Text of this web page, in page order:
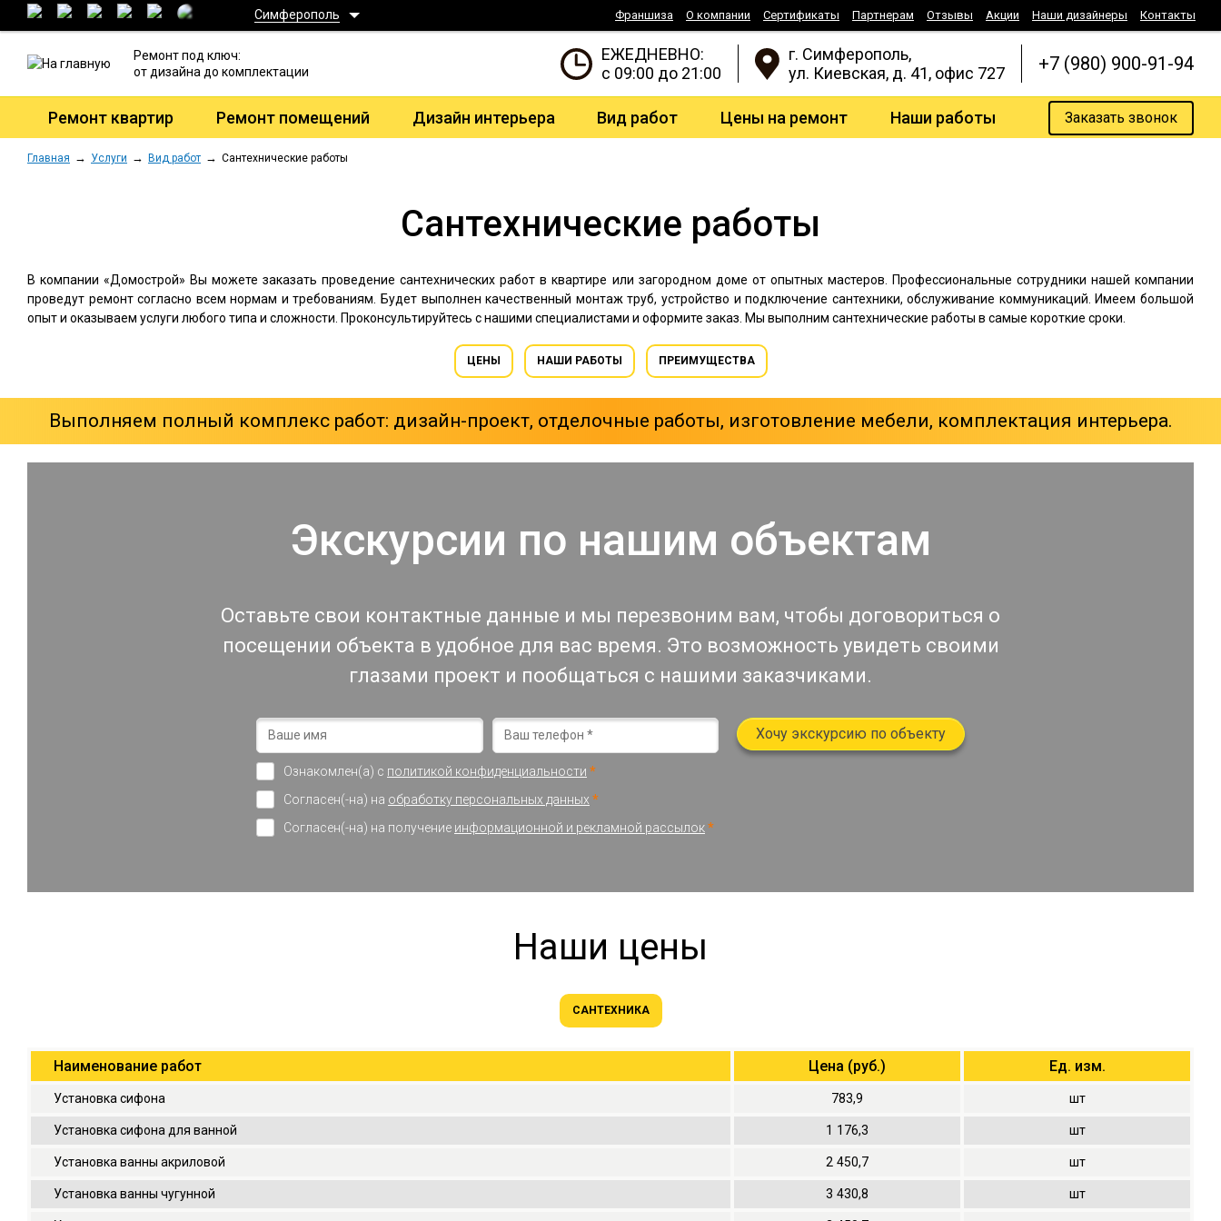
Симферополь Франшиза О компании Сертификаты Партнерам Отзывы Акции Наши дизайнеры Контакты
Ремонт под ключ:
от дизайна до комплектации
ЕЖЕДНЕВНО:
с 09:00 до 21:00
г. Симферополь,
ул. Киевская, д. 41, офис 727
+7 (980) 900-91-94
Ремонт квартир Ремонт помещений Дизайн интерьера Вид работ Цены на ремонт Наши работы Заказать звонок
Главная Услуги Вид работ Сантехнические работы
Сантехнические работы
В компании «Домострой» Вы можете заказать проведение сантехнических работ в квартире или загородном доме от опытных мастеров. Профессиональные сотрудники нашей компании
проведут ремонт согласно всем нормам и требованиям. Будет выполнен качественный монтаж труб, устройство и подключение сантехники, обслуживание коммуникаций. Имеем большой
опыт и оказываем услуги любого типа и сложности. Проконсультируйтесь с нашими специалистами и оформите заказ. Мы выполним сантехнические работы в самые короткие сроки.
ЦЕНЫ НАШИ РАБОТЫ ПРЕИМУЩЕСТВА
Выполняем полный комплекс работ: дизайн-проект, отделочные работы, изготовление мебели, комплектация интерьера.
Экскурсии по нашим объектам
Оставьте свои контактные данные и мы перезвоним вам, чтобы договориться о
посещении объекта в удобное для вас время. Это возможность увидеть своими
глазами проект и пообщаться с нашими заказчиками.
Ознакомлен(а) с политикой конфиденциальности *
Согласен(-на) на обработку персональных данных *
Согласен(-на) на получение информационной и рекламной рассылок*
Хочу экскурсию по объекту
Наши цены
САНТЕХНИКА
Наименование работ Цена (руб.) Ед. изм.
Установка сифона 783,9 шт
Установка сифона для ванной 1 176,3 шт
Установка ванны акриловой 2 450,7 шт
Установка ванны чугунной 3 430,8 шт